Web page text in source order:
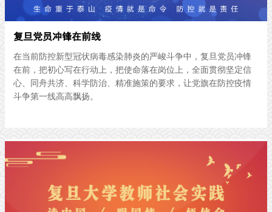
复旦党员冲锋在前线
在当前防控新型冠状病毒感染肺炎的严峻斗争中，复旦党员冲锋
在前，把初心写在行动上，把使命落在岗位上，全面贯彻坚定信
心、同舟共济、科学防治、精准施策的要求，让党旗在防控疫情
斗争第一线高高飘扬。